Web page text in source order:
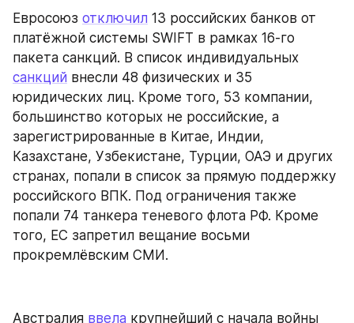
Евросоюз отключил 13 российских банков от
платёжной системы SWIFT в рамках 16-го
санкций внесли 48 физических и 35
юридических лиц. Кроме того, 53 компании,
большинство которых не российские, а
зарегистрированные в Китае, Индии,
Казахстане, Узбекистане, Турции, ОАЭ и других
странах, попали в список за прямую поддержку
российского ВПК. Под ограничения также
попали 74 танкера теневого флота РФ. Кроме
того, ЕС запретил вещание восьми
прокремлёвским СМИ.
Австралия ввела крупнейший с начала войны